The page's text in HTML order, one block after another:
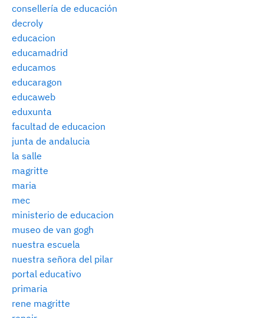
consellería de educación
decroly
educacion
educamadrid
educamos
educaragon
educaweb
eduxunta
facultad de educacion
junta de andalucia
la salle
magritte
maria
mec
ministerio de educacion
museo de van gogh
nuestra escuela
nuestra señora del pilar
portal educativo
primaria
rene magritte